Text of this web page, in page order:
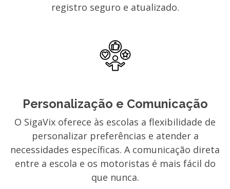
registro seguro e atualizado.
Personalização e Comunicação
O SigaVix oferece às escolas a flexibilidade de
personalizar preferências e atender a
necessidades específicas. A comunicação direta
entre a escola e os motoristas é mais fácil do
que nunca.